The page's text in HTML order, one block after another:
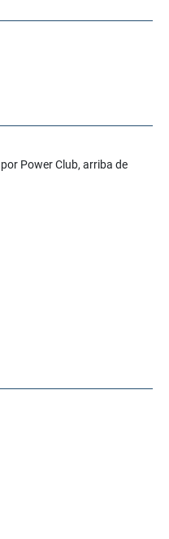
Power Club, arriba de